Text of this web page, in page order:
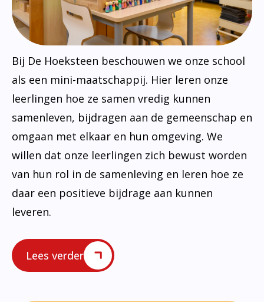
Bij De Hoeksteen beschouwen we onze school
als een mini-maatschappij. Hier leren onze
leerlingen hoe ze samen vredig kunnen
samenleven, bijdragen aan de gemeenschap en
omgaan met elkaar en hun omgeving. We
willen dat onze leerlingen zich bewust worden
van hun rol in de samenleving en leren hoe ze
daar een positieve bijdrage aan kunnen
leveren.
Lees verder